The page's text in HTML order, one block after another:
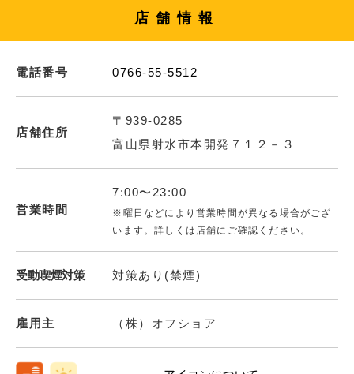
店舗情報
電話番号 0766-55-5512
店舗住所
〒939-0285
富山県射水市本開発７１２－３
営業時間
7:00〜23:00
※曜日などにより営業時間が異なる場合がござ
います。詳しくは店舗にご確認ください。
受動喫煙対策 対策あり(禁煙)
雇用主 （株）オフショア